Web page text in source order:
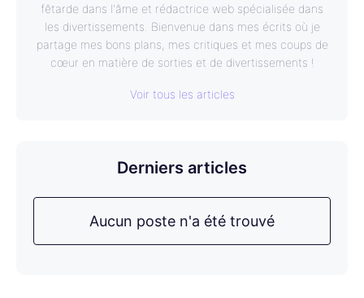
fêtarde dans l'âme et rédactrice web spécialisée dans
les divertissements. Bienvenue dans mes écrits où je
partage mes bons plans, mes critiques et mes coups de
cœur en matière de sorties et de divertissements !
Voir tous les articles
Derniers articles
Aucun poste n'a été trouvé